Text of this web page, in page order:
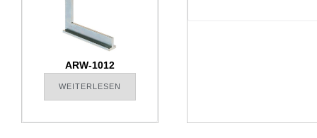
ARW-1012
WEITERLESEN